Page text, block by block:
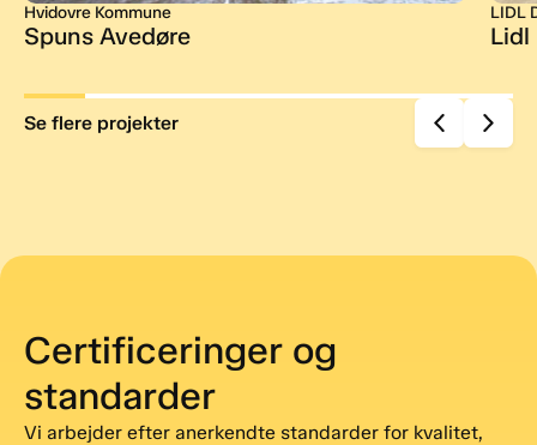
Se flere projekter
Hvidovre Kommune
Spuns Avedøre
LIDL
Lidl
Certificeringer og
standarder
Vi arbejder efter anerkendte standarder for kvalitet,